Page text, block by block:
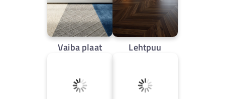
Vaiba plaat Lehtpuu